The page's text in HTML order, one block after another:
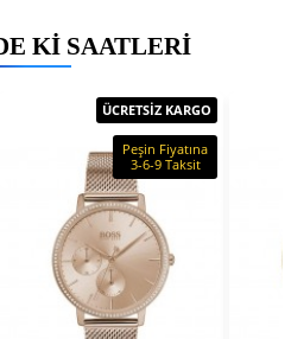
KI SAATLERI
ÜCRETSİZ KARGO
Peşin Fiyatına
3-6-9 Taksit